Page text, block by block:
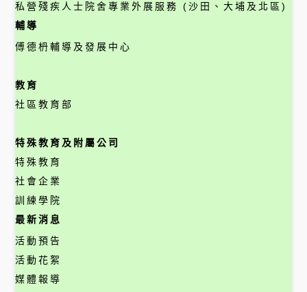
私營殘疾人士院舍專業外展服務 (沙田、大埔及北區)
輔導
傅德枬輔導及發展中心
教育
社區教育部
特殊教育及附屬公司
特殊教育
社會企業
訓練學院
最新消息
活動預告
活動花絮
媒體報導